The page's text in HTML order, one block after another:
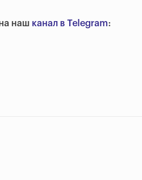
наш канал в Telegram: